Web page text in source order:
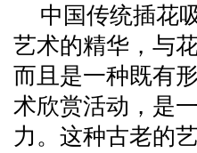
中国传统插花
艺术的精华，与
而且是一种既有
术欣赏活动，是
力。这种古老的